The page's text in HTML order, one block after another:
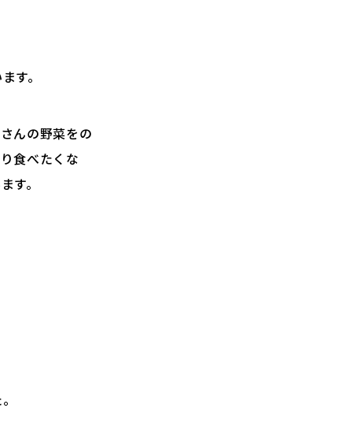
す。
んの野菜をの
食べたくな
す。